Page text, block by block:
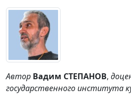
Автор Вадим СТЕПАНОВ,
государственного института